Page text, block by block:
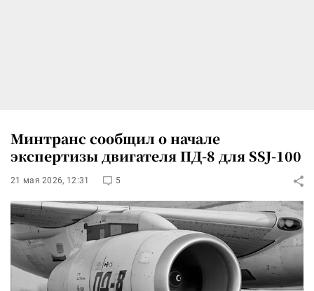
Минтранс сообщил о начале
экспертизы двигателя ПД-8 для SSJ-100
21 мая 2026, 12:31 5